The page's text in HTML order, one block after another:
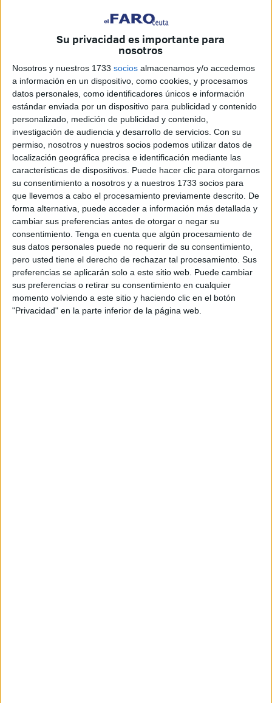
Su privacidad es importante para
nosotros
Nosotros y nuestros 1733 socios almacenamos y/o accedemos
a información en un dispositivo, como cookies, y procesamos
datos personales, como identificadores únicos e información
estándar enviada por un dispositivo para publicidad y contenido
personalizado, medición de publicidad y contenido,
investigación de audiencia y desarrollo de servicios. Con su
permiso, nosotros y nuestros socios podemos utilizar datos de
localización geográfica precisa e identificación mediante las
características de dispositivos. Puede hacer clic para otorgarnos
su consentimiento a nosotros y a nuestros 1733 socios para
que llevemos a cabo el procesamiento previamente descrito. De
forma alternativa, puede acceder a información más detallada y
cambiar sus preferencias antes de otorgar o negar su
consentimiento. Tenga en cuenta que algún procesamiento de
sus datos personales puede no requerir de su consentimiento,
pero usted tiene el derecho de rechazar tal procesamiento. Sus
preferencias se aplicarán solo a este sitio web. Puede cambiar
sus preferencias o retirar su consentimiento en cualquier
momento volviendo a este sitio y haciendo clic en el botón
"Privacidad" en la parte inferior de la página web.
En España, podría decirse que los grandes “pucherazos”
han coincidido siempre con serios problemas acorde con
la época que nos tocaba vivir.
Los supuestos ocurridos hace unos días no deberían
encuadrarse como tales, y sí, dentro de la clase astuta y
timadora de la que en ocasiones hacemos gala.
El Pucherazo, servía antaño como Ciencia Política para
amañar elecciones, garantizando determinados resultados
para el Gobierno en el poder.
De sobra es conocido que las Leyes Electorales suelen
cambiar a tenor y conveniencia del modelo político o corte
ideológico del Gobierno en el poder.
Épocas convulsas en nuestra Historia, las hemos tenido,
las cuales fueron propicias para la consolidación de estos
Actos.
-Históricamente, fueron las Cortes de Cádiz (1810) las que
pusieron en marcha los sistemas electorales, intentando